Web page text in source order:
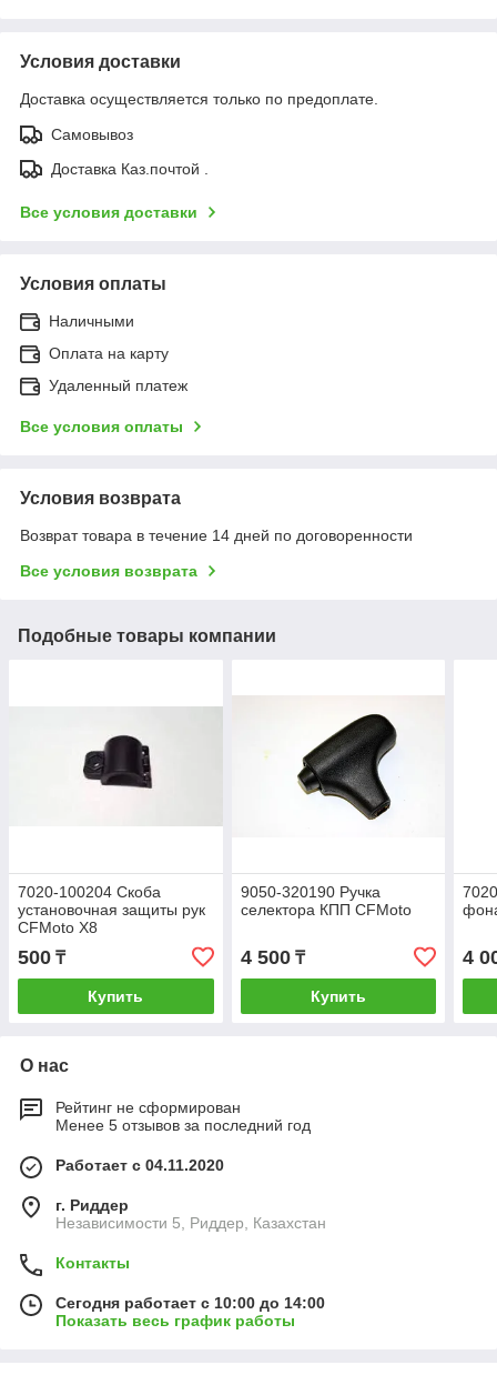
Условия доставки
Доставка осуществляется только по предоплате.
Самовывоз
Доставка Каз.почтой .
Все условия доставки
Условия оплаты
Наличными
Оплата на карту
Удаленный платеж
Все условия оплаты
Условия возврата
Возврат товара в течение 14 дней по договоренности
Все условия возврата
Подобные товары компании
7020-100204 Скоба
установочная защиты рук
CFMoto Х8
500 ₸
Купить
9050-320190 Ручка
селектора КПП CFMoto
4 500₸
Купить
4
О нас
Рейтинг не сформирован
Менее 5 отзывов за последний год
Работает с 04.11.2020
г. Риддер
Независимости 5, Риддер, Казахстан
Контакты
Сегодня работает с 10:00 до 14:00
Показать весь график работы